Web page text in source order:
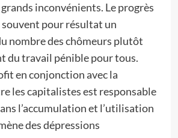
inconvénients. Le progrès
pour résultat un
nombre des chômeurs plutôt
du travail pénible pour tous.
en conjonction avec la
les capitalistes est responsable
l’accumulation et l’utilisation
des dépressions